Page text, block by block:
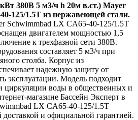
380B 5 м3/ч h 20м в.ст.) Mayer
125/1.5T из нержавеющей стали.
Schwimmbad LX CA65-40-125/1.5T
двигателем мощностью 1,5
к трехфазной сети 380В.
составляет 5 м3/ч при
столба. Корпус из
надежную защиту от
эксплуатации. Модель подходит
циркуляции воды в общественных и
магазине Бассейн Эксперт в
LX CA65-40-125/1.5T
и официальной гарантией.